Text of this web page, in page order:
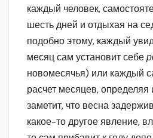
каждый человек,
шесть дней и отдыхая на
подобно этому, каждый
месяц сам установит себе
новомесячья) или каждый
расчет месяцев, определяя
заметит, что весна
какое-то другое явление,